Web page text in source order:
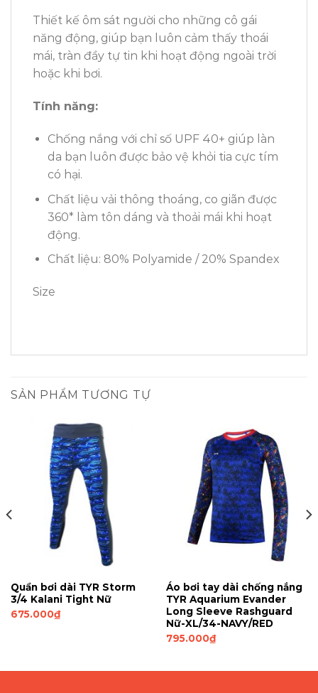
Thiết kế ôm sát người cho những cô gái
năng động, giúp bạn luôn cảm thấy thoái
mái, tràn đầy tự tin khi hoạt động ngoài trời
hoặc khi bơi.
Tính năng:
Chống nắng với chỉ số UPF 40+ giúp làn
da bạn luôn được bảo vệ khỏi tia cực tím
có hại.
Chất liệu vải thông thoáng, co giãn được
360* làm tôn dáng và thoải mái khi hoạt
động.
Chất liệu: 80% Polyamide / 20% Spandex
Size
SẢN PHẨM TƯƠNG TỰ
Quần bơi dài TYR Storm
3/4 Kalani Tight Nữ
675.000₫
Áo bơi tay dài chống nắng
TYR Aquarium Evander
Long Sleeve Rashguard
Nữ-XL/34-NAVY/RED
795.000₫